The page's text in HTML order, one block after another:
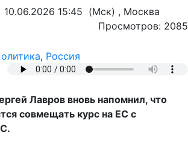
10.06.2026 15:45 (Мск) , Москва
Просмотров: 2085
, Россия
Лавров вновь напомнил, что
совмещать курс на ЕС с